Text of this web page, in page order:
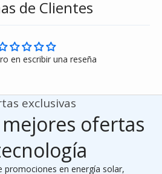
de Clientes
en escribir una reseña
exclusivas
mejores ofertas
promociones en energía solar,